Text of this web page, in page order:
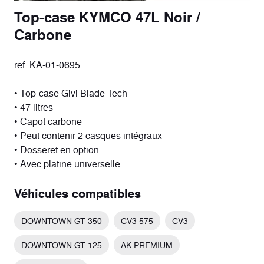
Top-case KYMCO 47L Noir /
Carbone
ref. KA-01-0695
• Top-case Givi Blade Tech
• 47 litres
• Capot carbone
• Peut contenir 2 casques intégraux
• Dosseret en option
• Avec platine universelle
Véhicules compatibles
DOWNTOWN GT 350 CV3 575 CV3
DOWNTOWN GT 125 AK PREMIUM